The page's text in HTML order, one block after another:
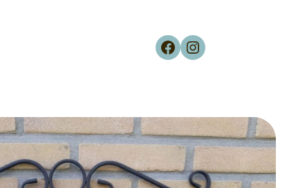
Facebook
Instagram